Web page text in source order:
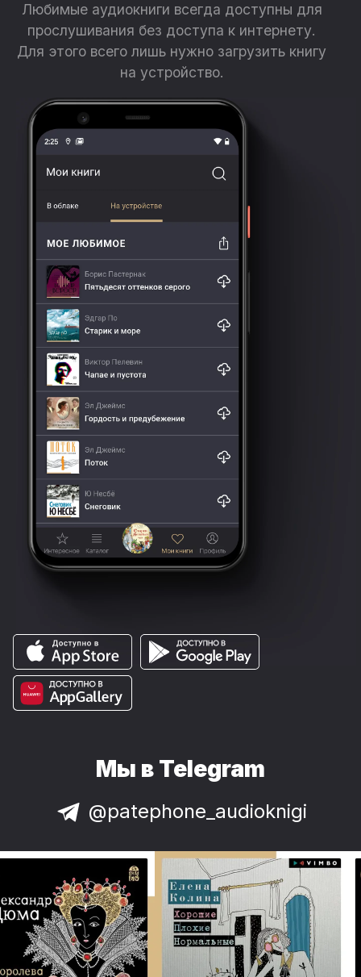
Любимые аудиокниги всегда доступны для
прослушивания без доступа к интернету.
Для этого всего лишь нужно загрузить книгу
на устройство.
Мы в Telegram
@patephone_audioknigi